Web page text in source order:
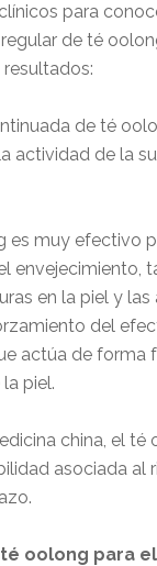
para
de té
de té
actividad de la
es muy efectivo
envejecimiento,
en la piel y las
del
actúa de forma
piel.
china, el té
asociada al
oolong para